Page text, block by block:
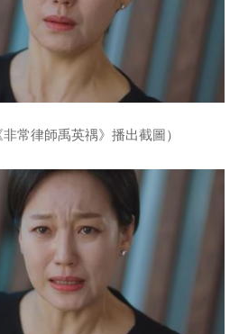
常律師禹英禑》播出截圖）